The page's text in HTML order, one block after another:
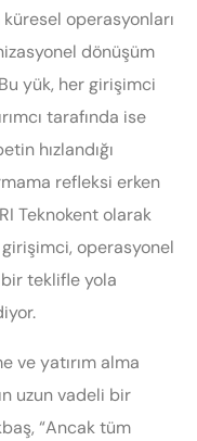
operasyonları
dönüşüm
yük, her girişimci
tarafında ise
hızlandığı
refleksi erken
Teknokent olarak
operasyonel
teklifle yola
ve yatırım alma
uzun vadeli bir
“Ancak tüm